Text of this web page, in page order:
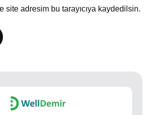
site adresim bu tarayıcıya kaydedilsin.